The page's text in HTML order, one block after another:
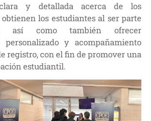
y detallada acerca de los
los estudiantes al ser parte
así como también ofrecer
personalizado y acompañamiento
registro, con el fin de promover una
estudiantil.